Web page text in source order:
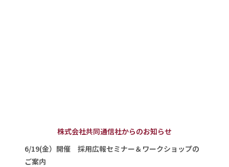
株式会社共同通信社からのお知らせ
6/19(金）開催 採用広報セミナー＆ワークショップの
ご案内